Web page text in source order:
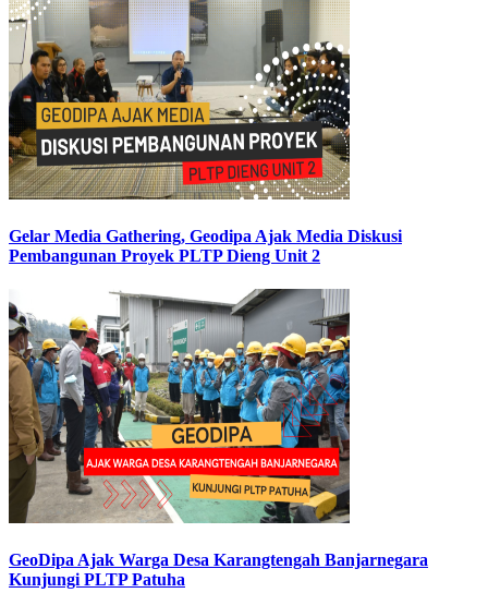
Gelar Media Gathering, Geodipa Ajak Media Diskusi
Pembangunan Proyek PLTP Dieng Unit 2
GeoDipa Ajak Warga Desa Karangtengah Banjarnegara
Kunjungi PLTP Patuha